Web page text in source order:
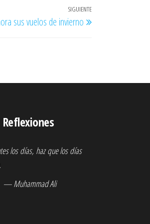
Entrada
siguiente
SIGUIENTE
sus vuelos de invierno
Reflexiones
los días, haz que los días
— Muhammad Ali